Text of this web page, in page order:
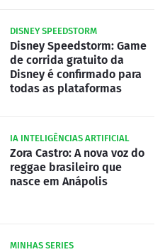
DISNEY SPEEDSTORM
Disney Speedstorm: Game
de corrida gratuito da
Disney é confirmado para
todas as plataformas
IA INTELIGÊNCIAS ARTIFICIAL
Zora Castro: A nova voz do
reggae brasileiro que
nasce em Anápolis
MINHAS SERIES